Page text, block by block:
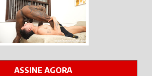
ASSINE AGORA